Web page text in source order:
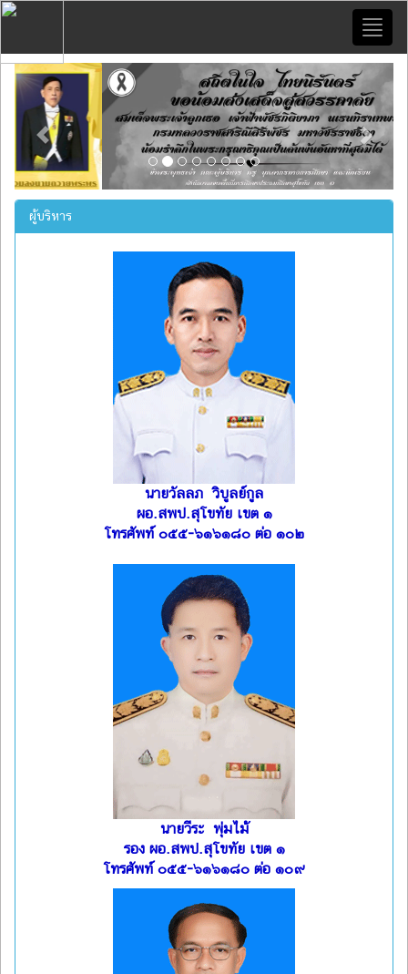
Previous
ผู้บริหาร
นายวัลลภ วิบูลย์กูล
ผอ.สพป.สุโขทัย เขต ๑
โทรศัพท์ ๐๕๕-๖๑๖๑๘๐ ต่อ ๑๐๒
นายวีระ พุ่มไม้
รอง ผอ.สพป.สุโขทัย เขต ๑
โทรศัพท์ ๐๕๕-๖๑๖๑๘๐ ต่อ ๑๐๙